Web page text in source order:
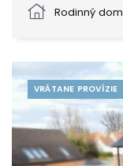
Rodinný dom
VRÁTANE PROVÍZIE